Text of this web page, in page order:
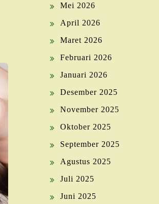
Mei 2026
April 2026
Maret 2026
Februari 2026
Januari 2026
Desember 2025
November 2025
Oktober 2025
September 2025
Agustus 2025
Juli 2025
Juni 2025